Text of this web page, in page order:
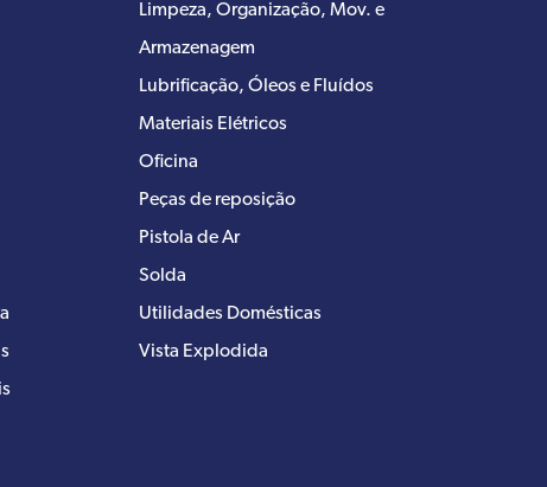
Limpeza, Organização, Mov. e
Armazenagem
Lubrificação, Óleos e Fluídos
Materiais Elétricos
Oficina
Peças de reposição
Pistola de Ar
Solda
Utilidades Domésticas
Vista Explodida